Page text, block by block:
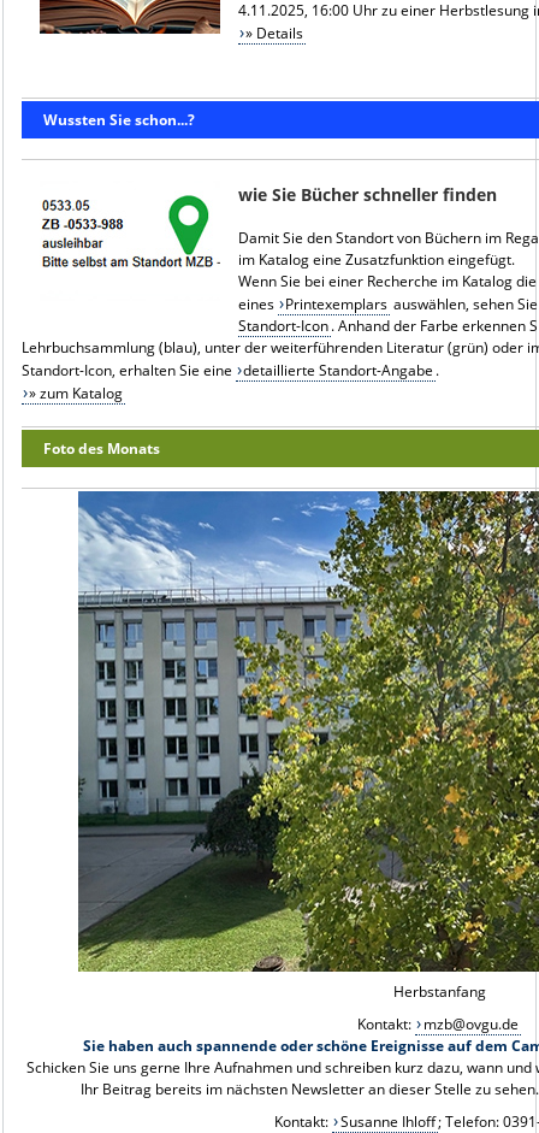
4.11.2025, 16:00 Uhr zu einer Herbstlesung
» Details
Wussten Sie schon...?
wie Sie Bücher schneller finden
Damit Sie den Standort von Büchern im
im Katalog eine Zusatzfunktion eingefügt.
Wenn Sie bei einer Recherche im Katalog
eines Printexemplars auswählen, sehen
Standort-Icon. Anhand der Farbe erkennen
Lehrbuchsammlung (blau), unter der weiterführenden Literatur (grün) oder
Standort-Icon, erhalten Sie eine
detaillierte Standort-Angabe .
» zum Katalog
Foto des Monats
Herbstanfang
Kontakt:
mzb@ovgu.de
Sie haben auch spannende oder schöne Ereignisse auf dem
Schicken Sie uns gerne Ihre Aufnahmen und schreiben kurz dazu, wann
Ihr Beitrag bereits im nächsten Newsletter an dieser Stelle zu
Kontakt: Susanne Ihloff; Telefon: